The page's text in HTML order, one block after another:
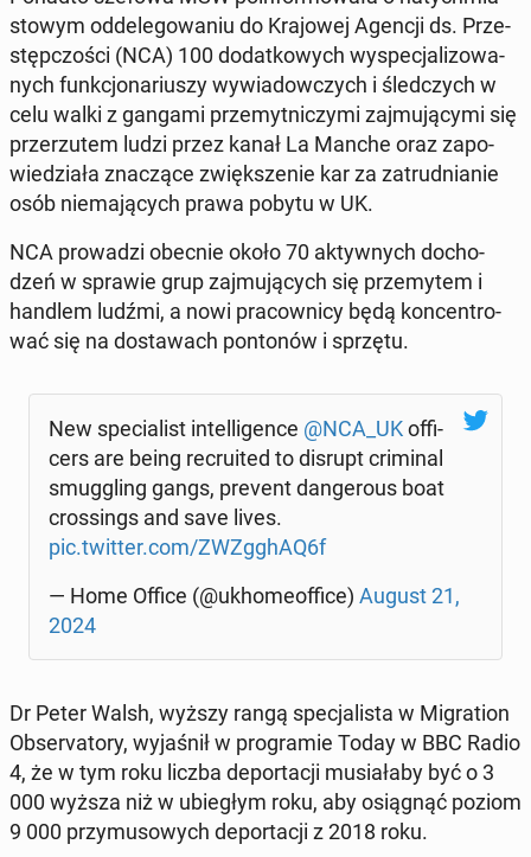
sto­wym od­de­le­go­wa­niu do Kra­jo­wej Agencji ds. Prze­
stęp­czo­ści (NCA) 100 do­dat­ko­wych wy­spe­cja­li­zo­wa­
nych funk­cjo­na­riu­szy wy­wia­dow­czych i śled­czych w
celu walki z gangami prze­myt­ni­czy­mi zaj­mu­ją­cy­mi się
prze­rzu­tem ludzi przez kanał La Manche oraz za­po­
wie­dzia­ła zna­czą­ce zwięk­sze­nie kar za za­trud­nia­nie
osób nie­ma­ją­cych prawa pobytu w UK.
NCA pro­wa­dzi obecnie około 70 ak­tyw­nych do­cho­
dzeń w sprawie grup zaj­mu­ją­cych się prze­my­tem i
handlem ludźmi, a nowi pra­cow­ni­cy będą kon­cen­tro­
wać się na do­sta­wach pon­to­nów i sprzętu.
New spe­cia­list in­tel­li­gen­ce @NCA_UKof­fi­
cers are being re­cru­ited to disrupt cri­mi­nal
smug­gling gangs, prevent dan­ge­ro­us boat
cros­sings and save lives.
pic.twitter.com/ZWZg­ghAQ6f
— Home Office (@ukho­me­of­fi­ce) August 21,
2024
Dr Peter Walsh, wyższy rangą spe­cja­li­sta w Mi­gra­tion
Ob­se­rva­to­ry, wy­ja­śnił w pro­gra­mie Today w BBC Radio
4, że w tym roku liczba de­por­ta­cji mu­sia­ła­by być o 3
000 wyższa niż w ubie­głym roku, aby osią­gnąć poziom
9 000 przy­mu­so­wych de­por­ta­cji z 2018 roku.